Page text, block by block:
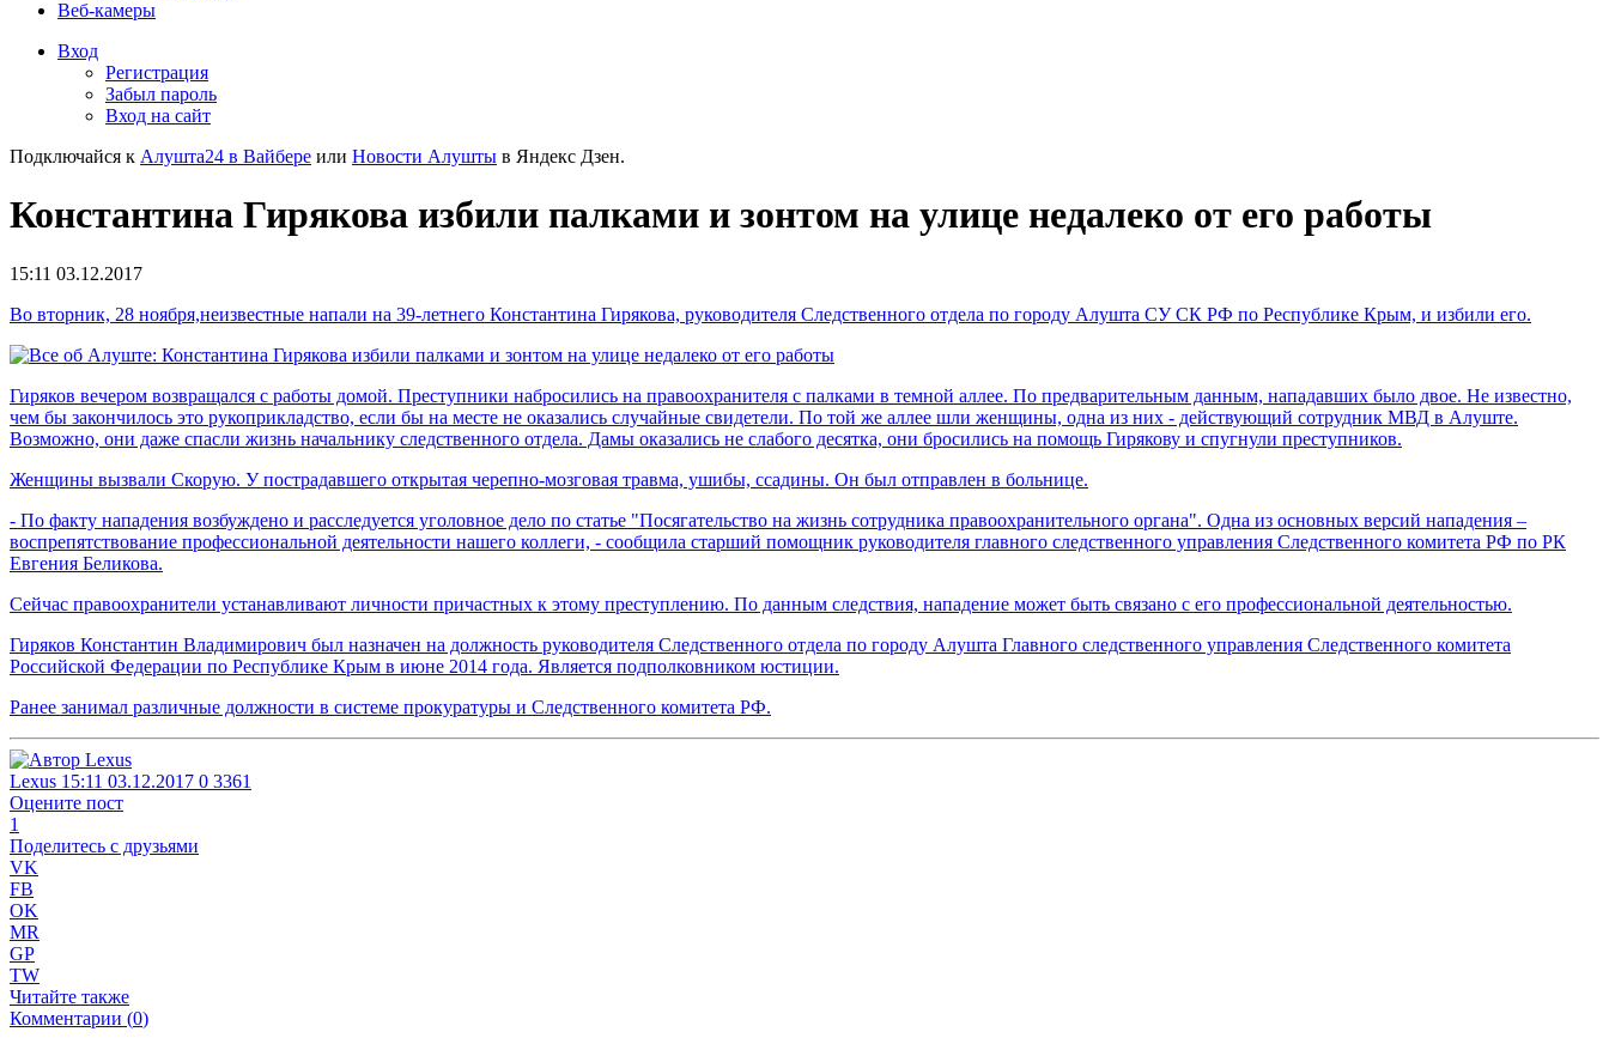
Веб-камеры
Вход
Регистрация
Забыл пароль
Вход на сайт
Подключайся к Алушта24 в Вайбере или Новости Алушты в Яндекс Дзен.
Константина Гирякова избили палками и зонтом на улице недалеко от его работы
15:11 03.12.2017
Во вторник, 28 ноября,неизвестные напали на 39-летнего Константина Гирякова, руководителя Следственного отдела по городу Алушта СУ СК РФ по Республике Крым, и избили его.
Гиряков вечером возвращался с работы домой. Преступники набросились на правоохранителя с палками в темной аллее. По предварительным данным, нападавших было двое. Не известно,
чем бы закончилось это рукоприкладство, если бы на месте не оказались случайные свидетели. По той же аллее шли женщины, одна из них - действующий сотрудник МВД в Алуште.
Возможно, они даже спасли жизнь начальнику следственного отдела. Дамы оказались не слабого десятка, они бросились на помощь Гирякову и спугнули преступников.
Женщины вызвали Скорую. У пострадавшего открытая черепно-мозговая травма, ушибы, ссадины. Он был отправлен в больнице.
- По факту нападения возбуждено и расследуется уголовное дело по статье "Посягательство на жизнь сотрудника правоохранительного органа". Одна из основных версий нападения –
воспрепятствование профессиональной деятельности нашего коллеги, - сообщила старший помощник руководителя главного следственного управления Следственного комитета РФ по РК
Евгения Беликова.
Сейчас правоохранители устанавливают личности причастных к этому преступлению. По данным следствия, нападение может быть связано с его профессиональной деятельностью.
Гиряков Константин Владимирович был назначен на должность руководителя Следственного отдела по городу Алушта Главного следственного управления Следственного комитета
Российской Федерации по Республике Крым в июне 2014 года. Является подполковником юстиции.
Ранее занимал различные должности в системе прокуратуры и Следственного комитета РФ.
Lexus 15:11 03.12.2017 0 3361
Оцените пост
1
Поделитесь с друзьями
VK
FB
OK
MR
GP
TW
Читайте также
Комментарии (0)